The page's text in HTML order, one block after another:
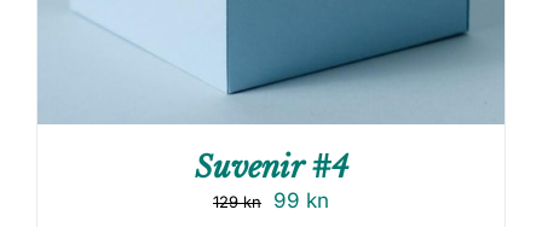
Suvenir #4
129kn 99 kn